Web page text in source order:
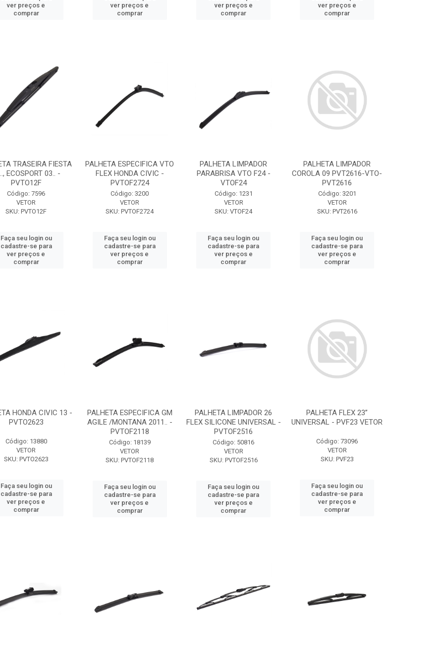
ver preços e
comprar
ver preços e
comprar
ver preços e
comprar
ver preços e
comprar
TRASEIRA FIESTA
ECOSPORT 03.. -
PVTO12F
Código: 7596
VETOR
SKU: PVTO12F
Faça seu login ou
cadastre-se para
ver preços e
comprar
PALHETA ESPECIFICA VTO
FLEX HONDA CIVIC -
PVTOF2724
Código: 3200
VETOR
SKU: PVTOF2724
Faça seu login ou
cadastre-se para
ver preços e
comprar
PALHETA LIMPADOR
PARABRISA VTO F24 -
VTOF24
Código: 1231
VETOR
SKU: VTOF24
Faça seu login ou
cadastre-se para
ver preços e
comprar
PALHETA LIMPADOR
COROLA 09 PVT2616-VTO-
PVT2616
Código: 3201
VETOR
SKU: PVT2616
Faça seu login ou
cadastre-se para
ver preços e
comprar
HONDA CIVIC 13 -
PVTO2623
Código: 13880
VETOR
SKU: PVTO2623
Faça seu login ou
cadastre-se para
ver preços e
comprar
PALHETA ESPECIFICA GM
AGILE /MONTANA 2011.. -
PVTOF2118
Código: 18139
VETOR
SKU: PVTOF2118
Faça seu login ou
cadastre-se para
ver preços e
comprar
PALHETA LIMPADOR 26
FLEX SILICONE UNIVERSAL -
PVTOF2516
Código: 50816
VETOR
SKU: PVTOF2516
Faça seu login ou
cadastre-se para
ver preços e
comprar
PALHETA FLEX 23”
UNIVERSAL - PVF23 VETOR
Código: 73096
VETOR
SKU: PVF23
Faça seu login ou
cadastre-se para
ver preços e
comprar